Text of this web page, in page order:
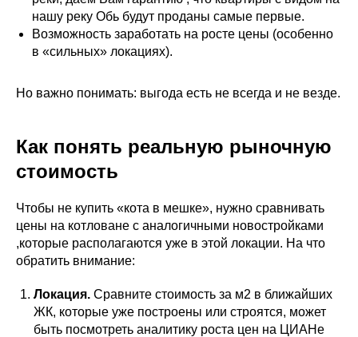
нашу реку Обь будут проданы самые первые.
Возможность заработать на росте цены (особенно
в «сильных» локациях).
Но важно понимать: выгода есть не всегда и не везде.
Как понять реальную рыночную
стоимость
Чтобы не купить «кота в мешке», нужно сравнивать
цены на котловане с аналогичными новостройками
,которые располагаются уже в этой локации. На что
обратить внимание:
Локация. Сравните стоимость за м2 в ближайших
ЖК, которые уже построены или строятся, может
быть посмотреть аналитику роста цен на ЦИАНе